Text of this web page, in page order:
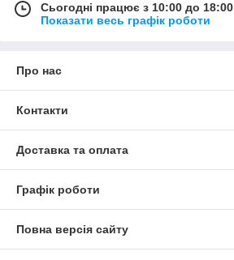
Сьогодні працює з 10:00 до 18:00
Показати весь графік роботи
Про нас
Контакти
Доставка та оплата
Графік роботи
Повна версія сайту